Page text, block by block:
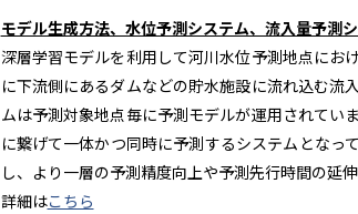
モデル生成方法、水位予測システム、流入量予測
深層学習モデルを利用して河川水位予測地点にお
に下流側にあるダムなどの貯水施設に流れ込む流
ムは予測対象地点毎に予測モデルが運用されてい
に繋げて一体かつ同時に予測するシステムとなっ
し、より一層の予測精度向上や予測先行時間の延
詳細はこちら